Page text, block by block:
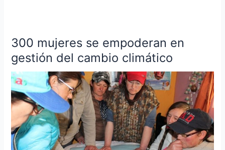
300 mujeres se empoderan en
gestión del cambio climático
300
mujeres
se
empoderan
en
gestión
cambio
climático